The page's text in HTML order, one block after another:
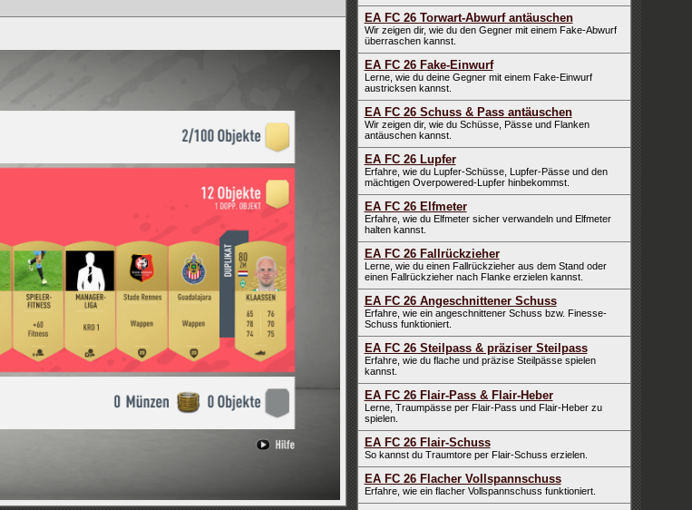
EA FC 26 Torwart-Abwurf antäuschen
Wir zeigen dir, wie du den Gegner mit einem Fake-Abwurf
überraschen kannst.
EA FC 26 Fake-Einwurf
Lerne, wie du deine Gegner mit einem Fake-Einwurf
austricksen kannst.
EA FC 26 Schuss & Pass antäuschen
Wir zeigen dir, wie du Schüsse, Pässe und Flanken
antäuschen kannst.
EA FC 26 Lupfer
Erfahre, wie du Lupfer-Schüsse, Lupfer-Pässe und den
mächtigen Overpowered-Lupfer hinbekommst.
EA FC 26 Elfmeter
Erfahre, wie du Elfmeter sicher verwandeln und Elfmeter
halten kannst.
EA FC 26 Fallrückzieher
Lerne, wie du einen Fallrückzieher aus dem Stand oder
einen Fallrückzieher nach Flanke erzielen kannst.
EA FC 26 Angeschnittener Schuss
Erfahre, wie ein angeschnittener Schuss bzw. Finesse-
Schuss funktioniert.
EA FC 26 Steilpass & präziser Steilpass
Erfahre, wie du flache und präzise Steilpässe spielen
kannst.
EA FC 26 Flair-Pass & Flair-Heber
Lerne, Traumpässe per Flair-Pass und Flair-Heber zu
spielen.
EA FC 26 Flair-Schuss
So kannst du Traumtore per Flair-Schuss erzielen.
EA FC 26 Flacher Vollspannschuss
Erfahre, wie ein flacher Vollspannschuss funktioniert.